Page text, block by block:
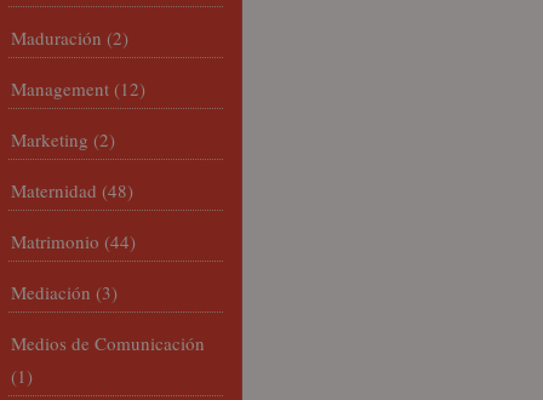
Maduración (2)
Management (12)
Marketing (2)
Maternidad (48)
Matrimonio (44)
Mediación (3)
Medios de Comunicación
(1)